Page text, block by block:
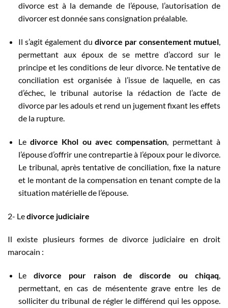
divorce est à la demande de l’épouse, l’autorisation de
divorcer est donnée sans consignation préalable.
Il s’agit également du divorce par consentement mutuel,
permettant aux époux de se mettre d’accord sur le
principe et les conditions de leur divorce. Ne tentative de
conciliation est organisée à l’issue de laquelle, en cas
d’échec, le tribunal autorise la rédaction de l’acte de
divorce par les adouls et rend un jugement fixant les effets
de la rupture.
Ledivorce Khol ou avec compensation, permettant à
l’épouse d’offrir une contrepartie à l’époux pour le divorce.
Le tribunal, après tentative de conciliation, fixe la nature
et le montant de la compensation en tenant compte de la
situation matérielle de l’épouse.
2- Ledivorce judiciaire
Il existe plusieurs formes de divorce judiciaire en droit
marocain :
Ledivorce pour raison de discorde ou chiqaq,
permettant, en cas de mésentente grave entre les de
solliciter du tribunal de régler le différend qui les oppose.